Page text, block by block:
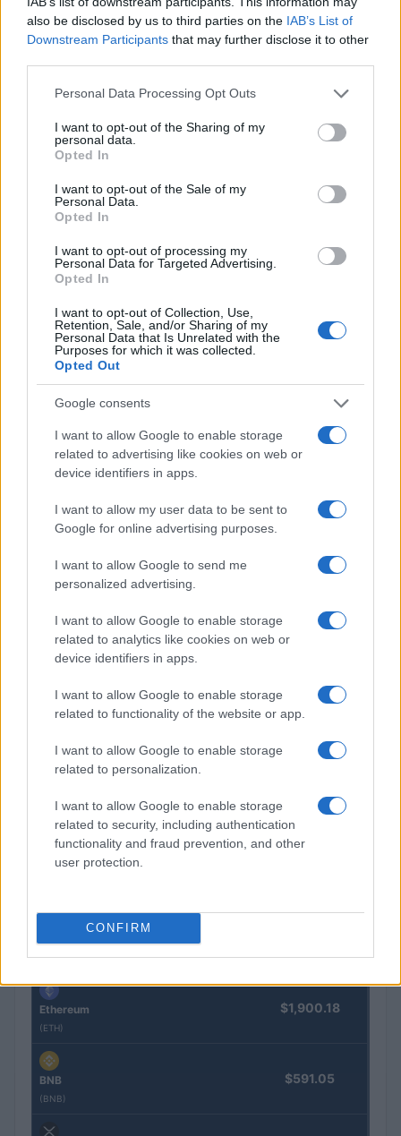
also be disclosed by us to third parties on the IAB’s List of
Downstream Participants that may further disclose it to other
Please note that this website/app uses one or more Google
not limited to your visit or usage behaviour. You may click to
grant or deny consent to Google and its third-party tags to
use your data for below specified purposes in below Google
consent section.
Personal Data Processing Opt Outs
I want to opt-out of the Sharing of my
personal data.
Opted In
I want to opt-out of the Sale of my
Personal Data.
Opted In
I want to opt-out of processing my
Personal Data for Targeted Advertising.
Opted In
I want to opt-out of Collection, Use,
Retention, Sale, and/or Sharing of my
Personal Data that Is Unrelated with the
Purposes for which it was collected.
Opted Out
Google consents
I want to allow Google to enable storage
related to advertising like cookies on web or
device identifiers in apps.
I want to allow my user data to be sent to
Google for online advertising purposes.
I want to allow Google to send me
personalized advertising.
I want to allow Google to enable storage
related to analytics like cookies on web or
device identifiers in apps.
I want to allow Google to enable storage
related to functionality of the website or app.
I want to allow Google to enable storage
related to personalization.
I want to allow Google to enable storage
related to security, including authentication
functionality and fraud prevention, and other
user protection.
CONFIRM
Fondos europeos impulsan crecimiento laboral y económico en
Marta Ruiz · 3 Ago 2026
Marta Ruiz · 1 Ago 2026
Marta Ruiz · 1 Ago 2026
COTIZACIONES CRYPTO
(BTC)
Ethereum
(ETH)
$1,900.18
BNB
(BNB)
$591.05